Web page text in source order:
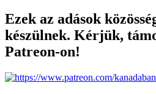
Ezek az adások
készülnek. Kérjük,
Patreon-on!